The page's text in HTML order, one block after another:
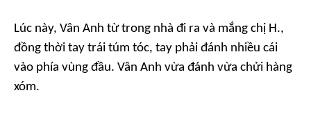
Lúc này, Vân Anh từ trong nhà đi ra và mắng chị H.,
đồng thời tay trái túm tóc, tay phải đánh nhiều cái
vào phía vùng đầu. Vân Anh vừa đánh vừa chửi hàng
xóm.